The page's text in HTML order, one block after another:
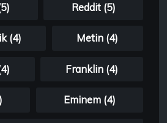
Reddit (5)
(4) Metin (4)
Franklin (4)
Eminem (4)